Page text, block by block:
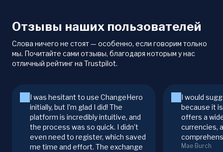
Отзывы наших пользователей
Слова ничего не стоят — особенно, если говорим только
мы. Почитайте сами отзывы, благодаря которым у нас
отличный рейтинг на Trustpilot.
I was hesitant to use ChangeHero
initially, but I’m glad I did! The
platform is incredibly intuitive, and
the process was so quick. I didn’t
even need to register, which saved
me time and effort. The exchange
I would
because it
offers a
currencies,
Mae Burch